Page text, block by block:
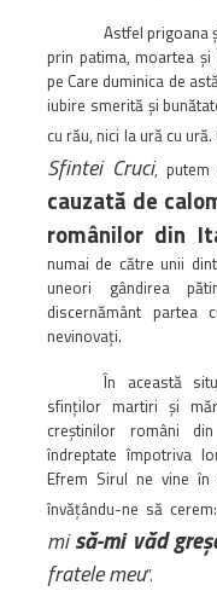
Astfel prigoana
prin patima, moartea
pe Care duminica de
iubire smerită şi
cu rău, nici la ură cu
Sfintei Cruci, putem
cauzată de
românilor din
numai de către unii
uneori gândirea
discernământ
nevinovaţi.
În această
sfinţilor martiri şi
creştinilor români
îndreptate împotriva
Efrem Sirul ne vine
învăţându-ne să
misă-mi văd
fratele meu”.